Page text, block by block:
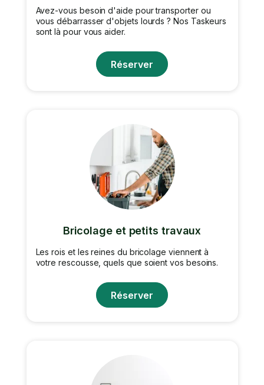
Avez-vous besoin d'aide pour transporter ou
vous débarrasser d'objets lourds ? Nos Taskeurs
sont là pour vous aider.
Réserver
Bricolage et petits travaux
Les rois et les reines du bricolage viennent à
votre rescousse, quels que soient vos besoins.
Réserver